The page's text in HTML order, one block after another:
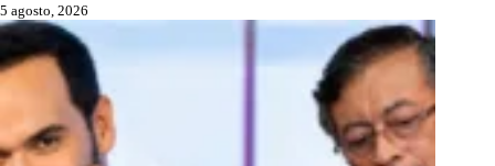
5 agosto, 2026